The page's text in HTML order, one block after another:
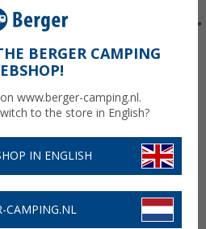
BERGER CAMPING
www.berger-camping.nl.
to the store in English?
IN ENGLISH
CAMPING.NL